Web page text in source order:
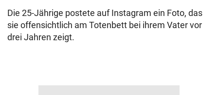
Die 25-Jährige postete auf Instagram ein Foto, das
sie offensichtlich am Totenbett bei ihrem Vater vor
drei Jahren zeigt.